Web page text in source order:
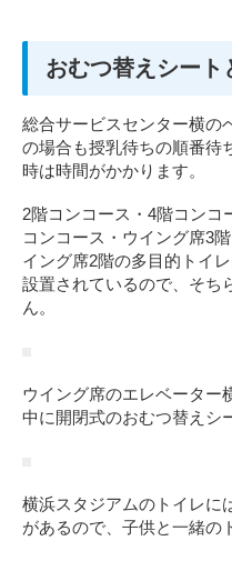
おむつ替えシート
総合サービスセンター横の
の場合も授乳待ちの順番待
時は時間がかかります。
2階コンコース・4階コンコ
コンコース・ウイング席3
イング席2階の多目的トイ
設置されているので、そち
ん。
ウイング席のエレベーター
中に開閉式のおむつ替えシ
横浜スタジアムのトイレに
があるので、子供と一緒の